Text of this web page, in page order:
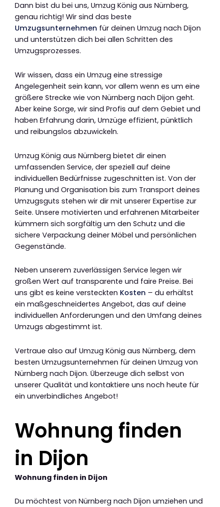
Dann bist du bei uns, Umzug König aus Nürnberg,
genau richtig! Wir sind das beste
Umzugsunternehmen für deinen Umzug nach Dijon
und unterstützen dich bei allen Schritten des
Umzugsprozesses.
Wir wissen, dass ein Umzug eine stressige
Angelegenheit sein kann, vor allem wenn es um eine
größere Strecke wie von Nürnberg nach Dijon geht.
Aber keine Sorge, wir sind Profis auf dem Gebiet und
haben Erfahrung darin, Umzüge effizient, pünktlich
und reibungslos abzuwickeln.
Umzug König aus Nürnberg bietet dir einen
umfassenden Service, der speziell auf deine
individuellen Bedürfnisse zugeschnitten ist. Von der
Planung und Organisation bis zum Transport deines
Umzugsguts stehen wir dir mit unserer Expertise zur
Seite. Unsere motivierten und erfahrenen Mitarbeiter
kümmern sich sorgfältig um den Schutz und die
sichere Verpackung deiner Möbel und persönlichen
Gegenstände.
Neben unserem zuverlässigen Service legen wir
großen Wert auf transparente und faire Preise. Bei
uns gibt es keine versteckten Kosten – du erhältst
ein maßgeschneidertes Angebot, das auf deine
individuellen Anforderungen und den Umfang deines
Umzugs abgestimmt ist.
Vertraue also auf Umzug König aus Nürnberg, dem
besten Umzugsunternehmen für deinen Umzug von
Nürnberg nach Dijon. Überzeuge dich selbst von
unserer Qualität und kontaktiere uns noch heute für
ein unverbindliches Angebot!
Wohnung finden
in Dijon
Wohnung finden in Dijon
Du möchtest von Nürnberg nach Dijon umziehen und